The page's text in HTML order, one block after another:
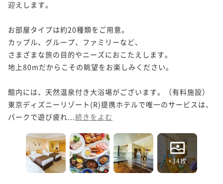
迎えします。
お部屋タイプは約20種類をご用意。
カップル、グループ、ファミリーなど、
さまざまな旅の目的やニーズにおこたえします。
地上80mだからこその眺望をお楽しみください。
館内には、天然温泉付き大浴場がございます。（有料施設）
東京ディズニーリゾート(R)提携ホテルで唯一のサービスは、
パークで遊び疲れ... 続きをよむ
+34枚